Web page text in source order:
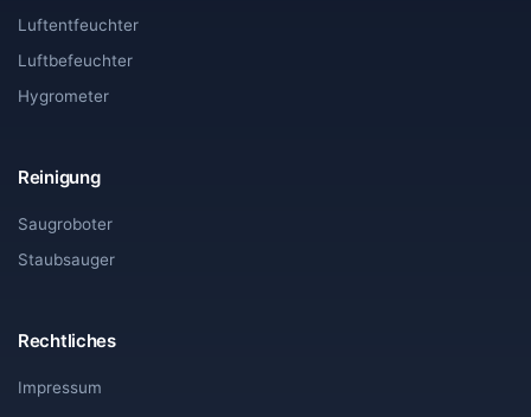
Luftentfeuchter
Luftbefeuchter
Hygrometer
Reinigung
Saugroboter
Staubsauger
Rechtliches
Impressum